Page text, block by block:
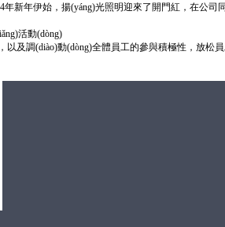
年新年伊始，揚(yáng)光照明迎來了開門紅，在公
活動(dòng)
以及調(diào)動(dòng)全體員工的參與積極性，放